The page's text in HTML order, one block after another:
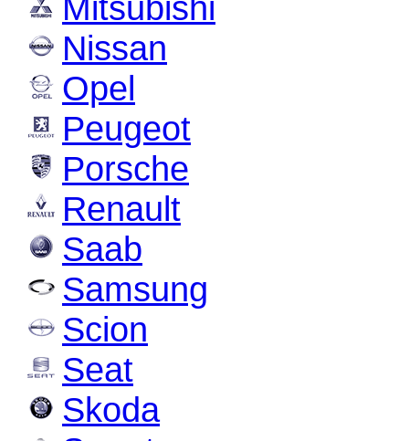
Nissan
Opel
Peugeot
Porsche
Renault
Saab
Samsung
Scion
Seat
Skoda